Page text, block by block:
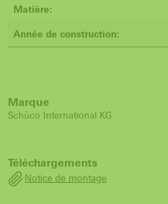
Matière:
Année de construction:
Marque
Schüco International KG
Téléchargements
Notice de montage